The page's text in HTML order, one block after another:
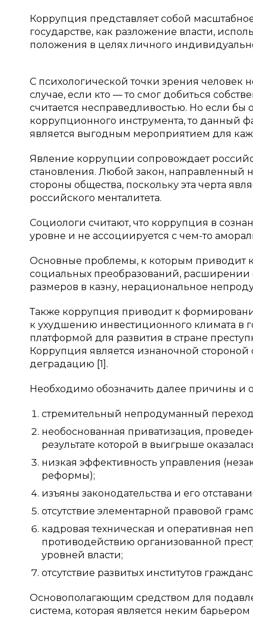
Коррупция представляет собой
государстве, как разложение власти,
положения в целях личного
С психологической точки зрения человек
случае, если кто — то смог добиться
считается несправедливостью. Но если
коррупционного инструмента, то данный
является выгодным мероприятием для
Явление коррупции сопровождает
становления. Любой закон, направленный
стороны общества, поскольку эта черта
российского менталитета.
Социологи считают, что коррупция в
уровне и не ассоциируется с чем-то
Основные проблемы, к которым приводит
социальных преобразований, расширении
размеров в казну, нерациональное
Также коррупция приводит к
к ухудшению инвестиционного климата в
платформой для развития в стране
Коррупция является изнаночной стороной
деградацию [1].
Необходимо обозначить далее причины и
стремительный непродуманный
необоснованная приватизация,
результате которой в выигрыше
низкая эффективность управления
реформы);
изъяны законодательства и его
отсутствие элементарной правовой
кадровая техническая и оперативная
противодействию организованной
уровней власти;
отсутствие развитых институтов
Основополагающим средством для
система, которая является неким